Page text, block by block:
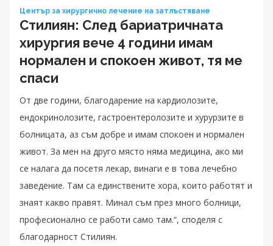
Център за хирургично лечение на затлъстяване
Стилиян: След бариатричната
хирургия вече 4 години имам
нормален и спокоен живот, тя ме
спаси
От две години, благодарение на кардиолозите,
ендокринолозите, гастроентеролозите и хурурзите в
болницата, аз съм добре и имам спокоен и нормален
живот. За мен на друго място няма медицина, ако ми
се налага да посетя лекар, винаги е в това лечебно
заведение. Там са единствените хора, които работят и
знаят какво правят. Минал съм през много болници,
професионално се работи само там.“, споделя с
благодарност Стилиян.